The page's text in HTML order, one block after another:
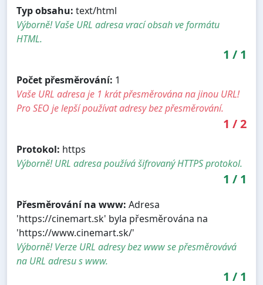
Typ obsahu: text/html
Výborně! Vaše URL adresa vrací obsah ve formátu
HTML.
1 / 1
Počet přesměrování: 1
Vaše URL adresa je 1 krát přesměrována na jinou URL!
Pro SEO je lepší používat adresy bez přesměrování.
1 /2
Protokol: https
Výborně! URL adresa používá šifrovaný HTTPS protokol.
1 / 1
Přesměrování na www: Adresa
'https://cinemart.sk' byla přesměrována na
'https://www.cinemart.sk/'
Výborně! Verze URL adresy bez www se přesměrovává
na URL adresu s www.
1 / 1